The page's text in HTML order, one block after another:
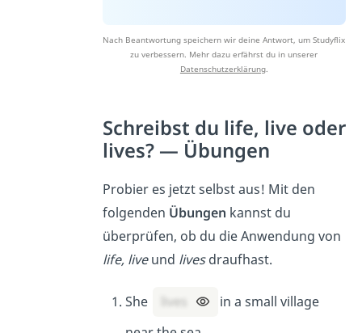
Nach Beantwortung speichern wir deine Antwort, um Studyflix
zu verbessern. Mehr dazu erfährst du in unserer
Datenschutzerklärung.
Schreibst du life, live oder
lives? — Übungen
Probier es jetzt selbst aus! Mit den
folgenden Übungen kannst du
überprüfen, ob du die Anwendung von
life, liveund livesdraufhast.
She lives
in a small village